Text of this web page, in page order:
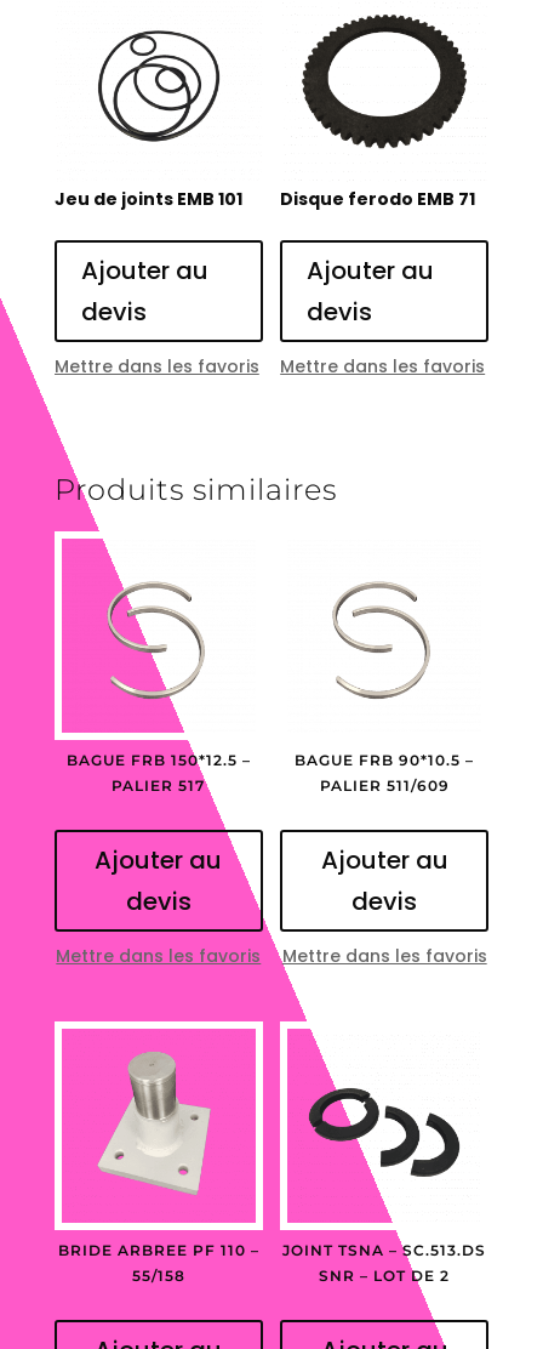
Jeu de joints EMB 101
Ajouter au
devis
Mettre dans les favoris
Disque ferodo EMB 71
Ajouter au
devis
Mettre dans les favoris
Produits similaires
BAGUE FRB 150*12.5 –
PALIER 517
Ajouter au
devis
Mettre dans les favoris
BAGUE FRB 90*10.5 –
PALIER 511/609
Ajouter au
devis
Mettre dans les favoris
BRIDE ARBREE PF 110 –
55/158
JOINT TSNA – SC.513.DS
SNR – LOT DE 2